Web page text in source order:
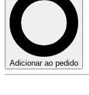
Adicionar ao pedido